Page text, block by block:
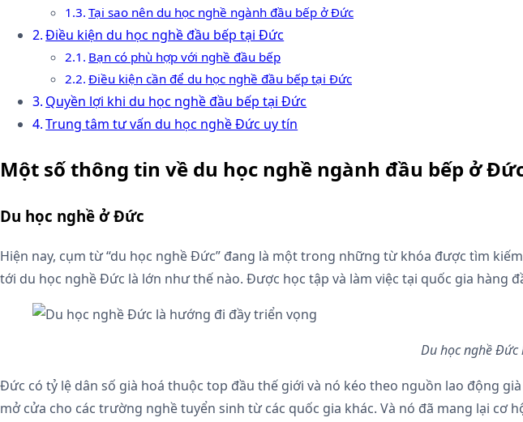
Tại sao nên du học nghề ngành đầu bếp ở Đức
Điều kiện du học nghề đầu bếp tại Đức
Bạn có phù hợp với nghề đầu bếp
Điều kiện cần để du học nghề đầu bếp tại Đức
Quyền lợi khi du học nghề đầu bếp tại Đức
Trung tâm tư vấn du học nghề Đức uy tín
Một số thông tin về du học nghề ngành đầu bếp ở
Du học nghề ở Đức
Hiện nay, cụm từ “du học nghề Đức” đang là một trong những từ khóa được tìm
tới du học nghề Đức là lớn như thế nào. Được học tập và làm việc tại quốc gia hàng
Du học nghề
Đức có tỷ lệ dân số già hoá thuộc top đầu thế giới và nó kéo theo nguồn lao động
mở cửa cho các trường nghề tuyển sinh từ các quốc gia khác. Và nó đã mang lại cơ